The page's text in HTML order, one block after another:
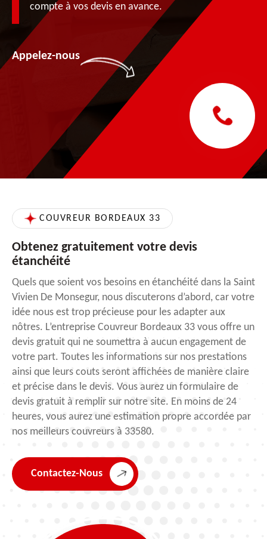
compte à vos devis en avance.
Appelez-nous
COUVREUR BORDEAUX 33
Obtenez gratuitement votre devis
étanchéité
Quels que soient vos besoins en étanchéité dans la Saint
Vivien De Monsegur, nous discuterons d’abord, car votre
idée nous est trop précieuse pour les adapter aux
nôtres. L’entreprise Couvreur Bordeaux 33 vous offre un
devis gratuit qui ne soumettra à aucun engagement de
votre part. Toutes les informations sur nos prestations
ainsi que leurs couts seront affichées de manière claire
et précise dans le devis. Vous aurez un formulaire de
devis gratuit à remplir sur notre site. En moins de 24
heures, vous aurez une estimation propre accordée par
nos meilleurs couvreurs à 33580.
Contactez-Nous